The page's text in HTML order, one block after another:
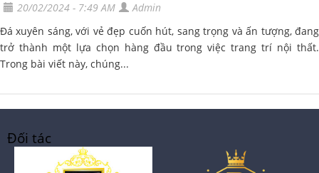
20/02/2024 - 7:49 AM
Admin
Đá xuyên sáng, với vẻ đẹp cuốn hút, sang trọng và ấn tượng, đang
trở thành một lựa chọn hàng đầu trong việc trang trí nội thất.
Trong bài viết này, chúng...
Đối tác